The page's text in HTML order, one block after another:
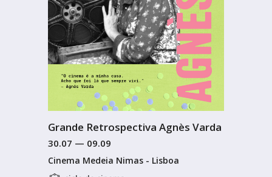
Grande Retrospectiva Agnès Varda
30.07 — 09.09
Cinema Medeia Nimas - Lisboa